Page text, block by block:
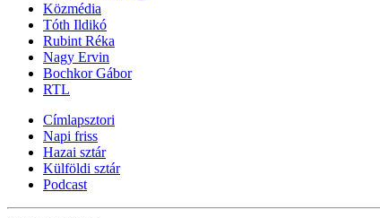
Közmédia
Tóth Ildikó
Rubint Réka
Nagy Ervin
Bochkor Gábor
RTL
Címlapsztori
Napi friss
Hazai sztár
Külföldi sztár
Podcast